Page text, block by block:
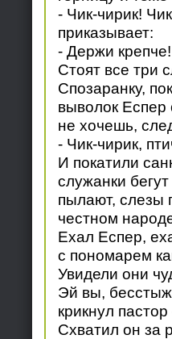
- Чик-чирик!
приказывает:
- Держи крепче!
Стоят все три
Спозаранку,
выволок Еспер
не хочешь,
- Чик-чирик,
И покатили
служанки
пылают, слезы
честном
Ехал Еспер,
с пономарем
Увидели они
Эй вы,
крикнул
Схватил он за